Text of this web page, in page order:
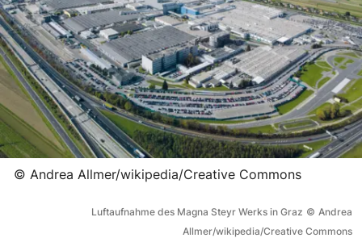
© Andrea Allmer/wikipedia/Creative Commons
Luftaufnahme des Magna Steyr Werks in Graz © Andrea
Allmer/wikipedia/Creative Commons